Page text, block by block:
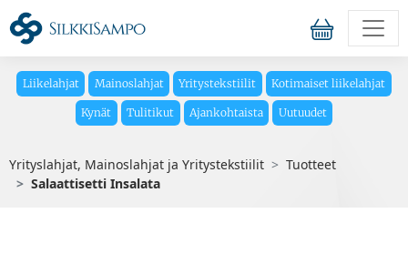
Liikelahjat Mainoslahjat Yritystekstiilit Kotimaiset liikelahjat
Kynät Tulitikut Ajankohtaista Uutuudet
Yrityslahjat, Mainoslahjat ja Yritystekstiilit
Tuotteet
Salaattisetti Insalata